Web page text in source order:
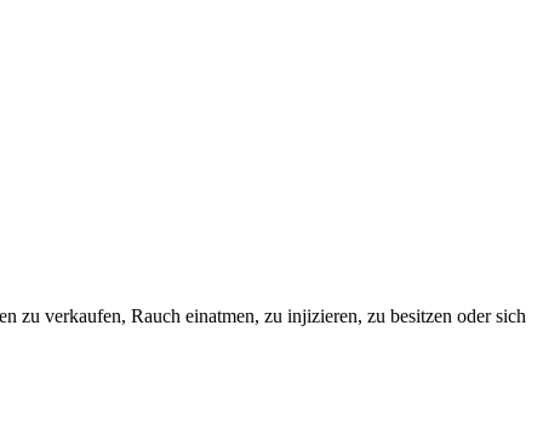
zu verkaufen, Rauch einatmen, zu injizieren, zu besitzen oder sich